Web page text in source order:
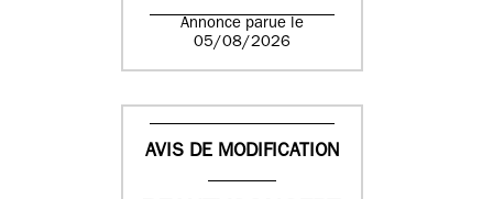
Annonce parue le
05/08/2026
AVIS DE MODIFICATION